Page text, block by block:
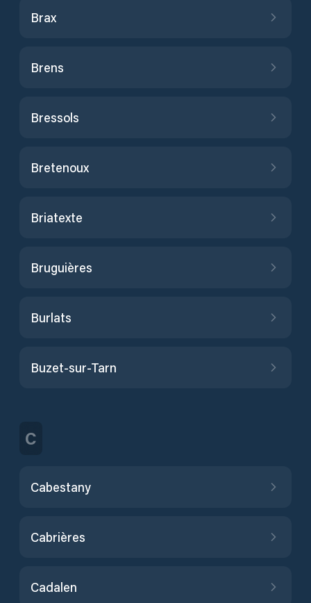
Brax
Brens
Bressols
Bretenoux
Briatexte
Bruguières
Burlats
Buzet-sur-Tarn
C
Cabestany
Cabrières
Cadalen